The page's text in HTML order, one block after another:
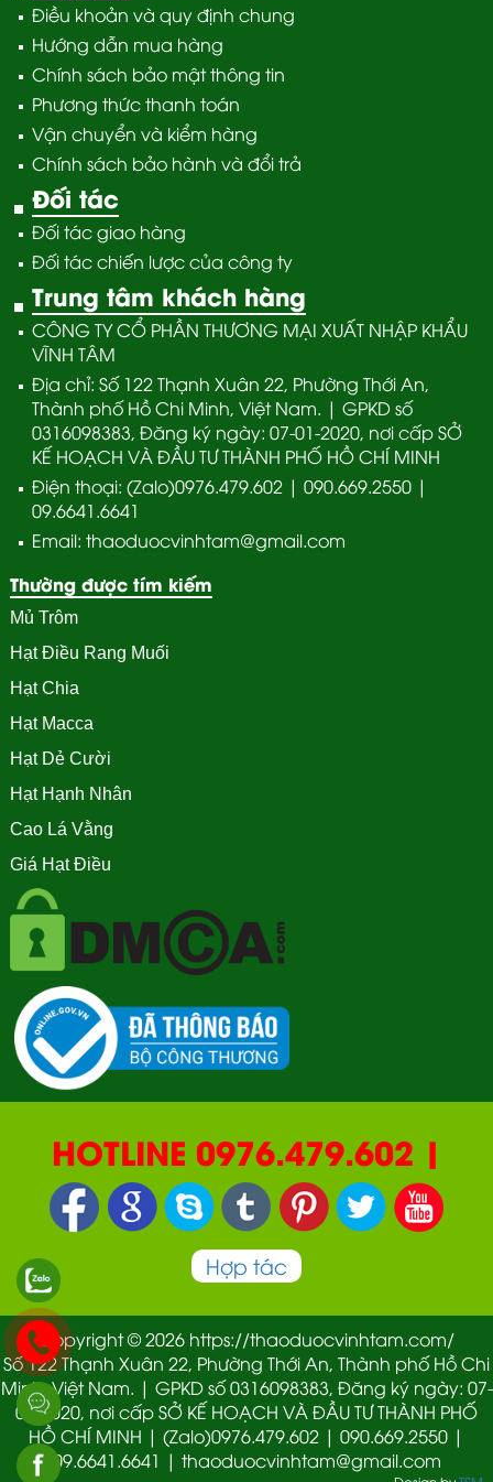
Điều khoản và quy định chung
Hướng dẫn mua hàng
Chính sách bảo mật thông tin
Phương thức thanh toán
Vận chuyển và kiểm hàng
Chính sách bảo hành và đổi trả
Đối tác
Đối tác giao hàng
Đối tác chiến lược của công ty
Trung tâm khách hàng
CÔNG TY CỔ PHẦN THƯƠNG MẠI XUẤT NHẬP KHẨU
VĨNH TÂM
Địa chỉ: Số 122 Thạnh Xuân 22, Phường Thới An,
Thành phố Hồ Chi Minh, Việt Nam. | GPKD số
0316098383, Đăng ký ngày: 07-01-2020, nơi cấp SỞ
KẾ HOẠCH VÀ ĐẦU TƯ THÀNH PHỐ HỒ CHÍ MINH
Điện thoại: (Zalo)0976.479.602 | 090.669.2550 |
09.6641.6641
Email: thaoduocvinhtam@gmail.com
Thường được tím kiếm
Mủ Trôm
Hạt Điều Rang Muối
Hạt Chia
Hạt Macca
Hạt Dẻ Cười
Hạt Hạnh Nhân
Cao Lá Vằng
Giá Hạt Điều
HOTLINE 0976.479.602 |
090.669.2550 | 0987.877.193
Hợp tác
Copyright © 2026 https://thaoduocvinhtam.com/
Số 122 Thạnh Xuân 22, Phường Thới An, Thành phố Hồ Chi
Minh, Việt Nam. | GPKD số 0316098383, Đăng ký ngày: 07-
01-2020, nơi cấp SỞ KẾ HOẠCH VÀ ĐẦU TƯ THÀNH PHỐ
HỒ CHÍ MINH | (Zalo)0976.479.602 | 090.669.2550 |
09.6641.6641 | thaoduocvinhtam@gmail.com